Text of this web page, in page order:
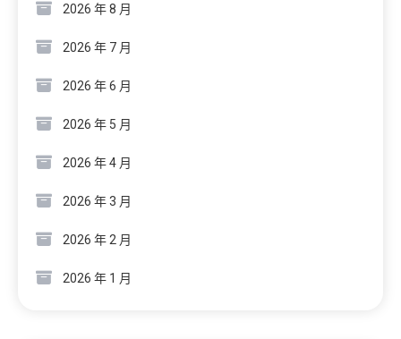
2026 年 8 月
2026 年 7 月
2026 年 6 月
2026 年 5 月
2026 年 4 月
2026 年 3 月
2026 年 2 月
2026 年 1 月